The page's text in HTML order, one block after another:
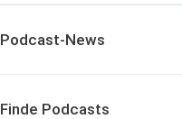
Podcast-News
Finde Podcasts